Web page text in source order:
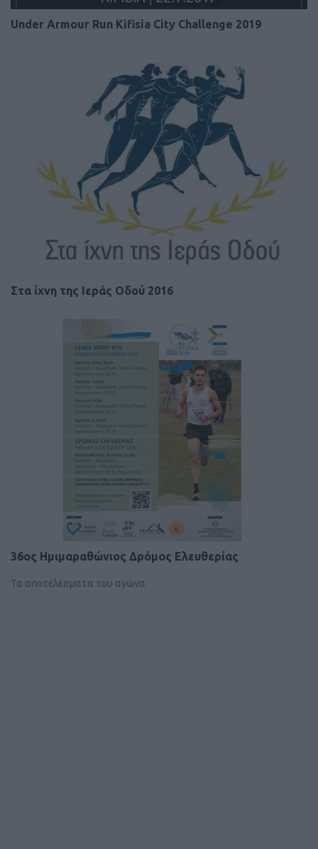
Under Armour Run Kifisia City Challenge 2019
Στα ίχνη της Ιεράς Οδού 2016
36ος Ημιμαραθώνιος Δρόμος Ελευθερίας
Τα αποτελέσματα του αγώνα